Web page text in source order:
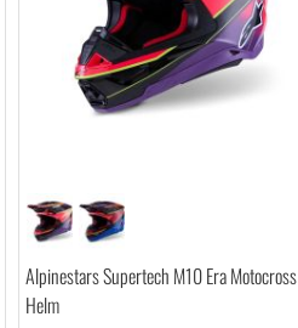
Alpinestars Supertech M10 Era Motocross
Helm